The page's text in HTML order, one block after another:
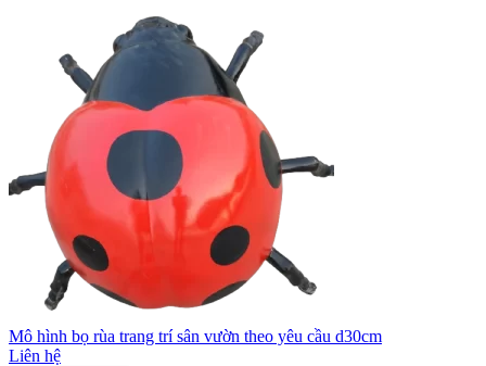
Mô hình bọ rùa trang trí sân vườn theo yêu cầu d30cm
Liên hệ